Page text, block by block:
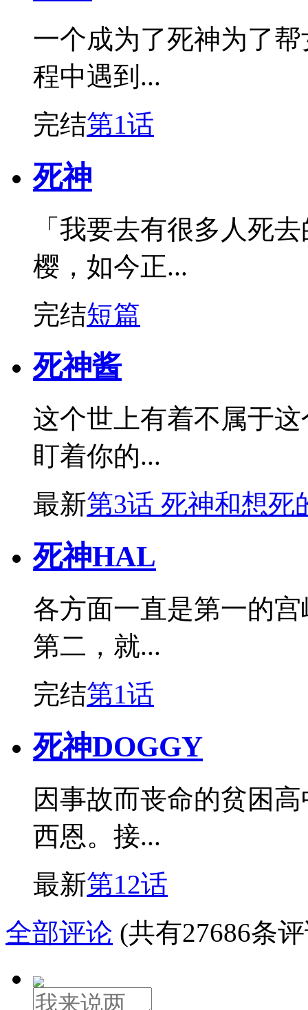
一个成为了死神为了
程中遇到...
完结第1话
死神
「我要去有很多人死
樱，如今正...
完结短篇
死神酱
这个世上有着不属于
盯着你的...
最新第3话 死神和想死
死神HAL
各方面一直是第一的
第二，就...
完结第1话
死神DOGGY
因事故而丧命的贫困
西恩。接...
最新第12话
全部评论 (共有27686条